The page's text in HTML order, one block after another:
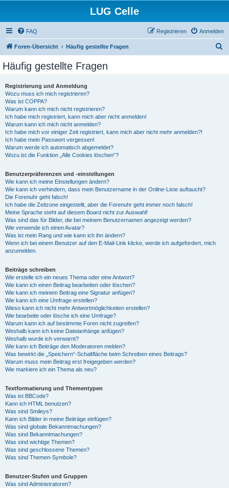
LUG Celle
FAQ Anmelden
Registrieren
Foren-Übersicht Häufig gestellte Fragen
Häufig gestellte Fragen
Registrierung und Anmeldung
Wozu muss ich mich registrieren?
Was ist COPPA?
Warum kann ich mich nicht registrieren?
Ich habe mich registriert, kann mich aber nicht anmelden!
Warum kann ich mich nicht anmelden?
Ich habe mich vor einiger Zeit registriert, kann mich aber nicht mehr anmelden?!
Ich habe mein Passwort vergessen!
Warum werde ich automatisch abgemeldet?
Wozu ist die Funktion „Alle Cookies löschen“?
Benutzerpräferenzen und -einstellungen
Wie kann ich meine Einstellungen ändern?
Wie kann ich verhindern, dass mein Benutzername in der Online-Liste auftaucht?
Die Forenuhr geht falsch!
Ich habe die Zeitzone eingestellt, aber die Forenuhr geht immer noch falsch!
Meine Sprache steht auf diesem Board nicht zur Auswahl!
Was sind das für Bilder, die bei meinem Benutzernamen angezeigt werden?
Wie verwende ich einen Avatar?
Was ist mein Rang und wie kann ich ihn ändern?
Wenn ich bei einem Benutzer auf den E-Mail-Link klicke, werde ich aufgefordert, mich
anzumelden.
Beiträge schreiben
Wie erstelle ich ein neues Thema oder eine Antwort?
Wie kann ich einen Beitrag bearbeiten oder löschen?
Wie kann ich meinem Beitrag eine Signatur anfügen?
Wie kann ich eine Umfrage erstellen?
Wieso kann ich nicht mehr Antwortmöglichkeiten erstellen?
Wie bearbeite oder lösche ich eine Umfrage?
Warum kann ich auf bestimmte Foren nicht zugreifen?
Weshalb kann ich keine Dateianhänge anfügen?
Weshalb wurde ich verwarnt?
Wie kann ich Beiträge den Moderatoren melden?
Was bewirkt die „Speichern“-Schaltfläche beim Schreiben eines Beitrags?
Warum muss mein Beitrag erst freigegeben werden?
Wie markiere ich ein Thema als neu?
Textformatierung und Thementypen
Was ist BBCode?
Kann ich HTML benutzen?
Was sind Smileys?
Kann ich Bilder in meine Beiträge einfügen?
Was sind globale Bekanntmachungen?
Was sind Bekanntmachungen?
Was sind wichtige Themen?
Was sind geschlossene Themen?
Was sind Themen-Symbole?
Benutzer-Stufen und Gruppen
Was sind Administratoren?